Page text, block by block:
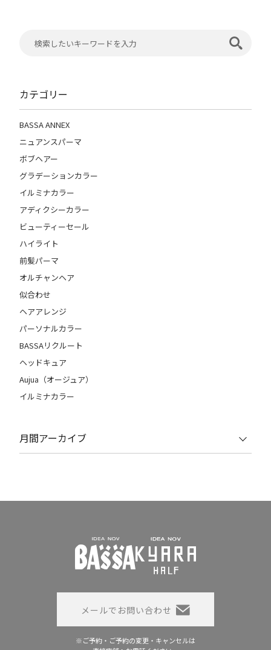
カテゴリー
BASSA ANNEX
ニュアンスパーマ
ボブヘアー
グラデーションカラー
イルミナカラー
アディクシーカラー
ビューティーセール
ハイライト
前髪パーマ
オルチャンヘア
似合わせ
ヘアアレンジ
パーソナルカラー
BASSAリクルート
ヘッドキュア
Aujua（オージュア）
イルミナカラー
月間アーカイブ
メールでお問い合わせ
※ご予約・ご予約の変更・キャンセルは